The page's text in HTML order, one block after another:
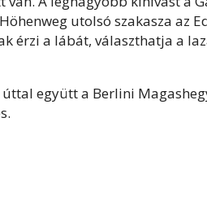
utolsó szakasza az
érzi a lábát, választhatja a
együtt a Berlini